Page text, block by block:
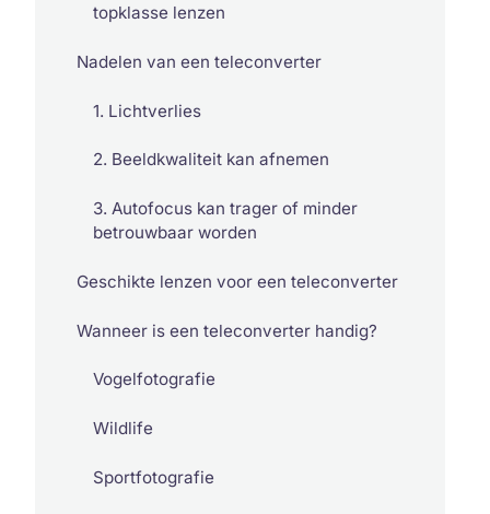
topklasse lenzen
Nadelen van een teleconverter
1. Lichtverlies
2. Beeldkwaliteit kan afnemen
3. Autofocus kan trager of minder
betrouwbaar worden
Geschikte lenzen voor een teleconverter
Wanneer is een teleconverter handig?
Vogelfotografie
Wildlife
Sportfotografie